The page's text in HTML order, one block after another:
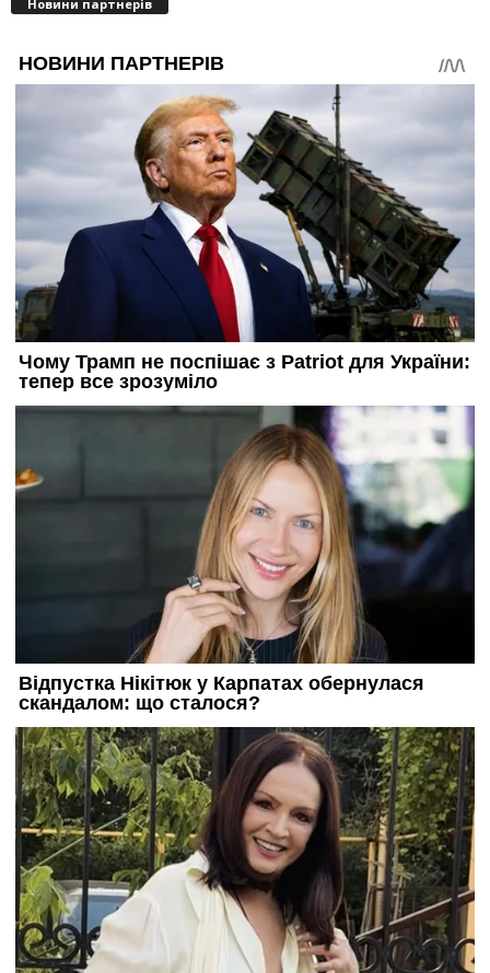
Новини партнерів